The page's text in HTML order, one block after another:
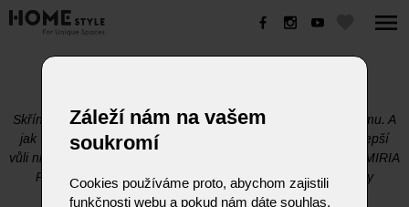
Skříně nebo šatny jsou nedílnou součástí každého bytu či domu. A
jak všichni dobře víme, úložného prostoru není ani při sebelepší
vůli nikdy dost. Proto Vám SUDBROCK přináší modely TRIO, MIRIA
Plus a FOKUS. Jen to nejlepší, co současné šatní systémy
dokáží nabídnout.
Záleží nám na vašem
soukromí
Cookies používáme proto, abychom zajistili
funkčnosti webu a pokud nám dáte souhlas,